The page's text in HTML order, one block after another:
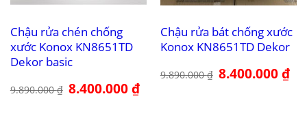
Chậu rửa chén chống
xước Konox KN8651TD
Dekor basic
9.890.000₫ Giá
gốc
8.400.000₫Giá
hiện
Chậu rửa bát chống xước
Konox KN8651TD Dekor
9.890.000₫ Giá
gốc
8.400.000₫Giá